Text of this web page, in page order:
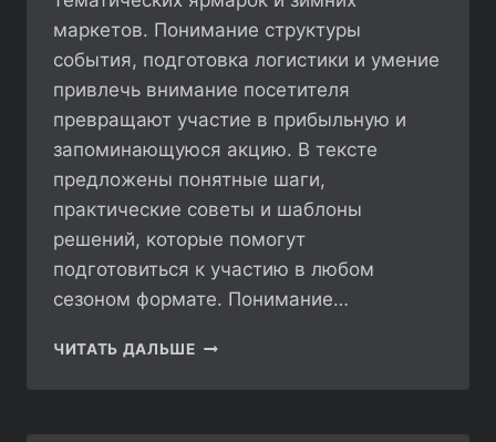
маркетов. Понимание структуры
события, подготовка логистики и умение
привлечь внимание посетителя
превращают участие в прибыльную и
запоминающуюся акцию. В тексте
предложены понятные шаги,
практические советы и шаблоны
решений, которые помогут
подготовиться к участию в любом
сезоном формате. Понимание…
ЧИТАТЬ ДАЛЬШЕ КАК